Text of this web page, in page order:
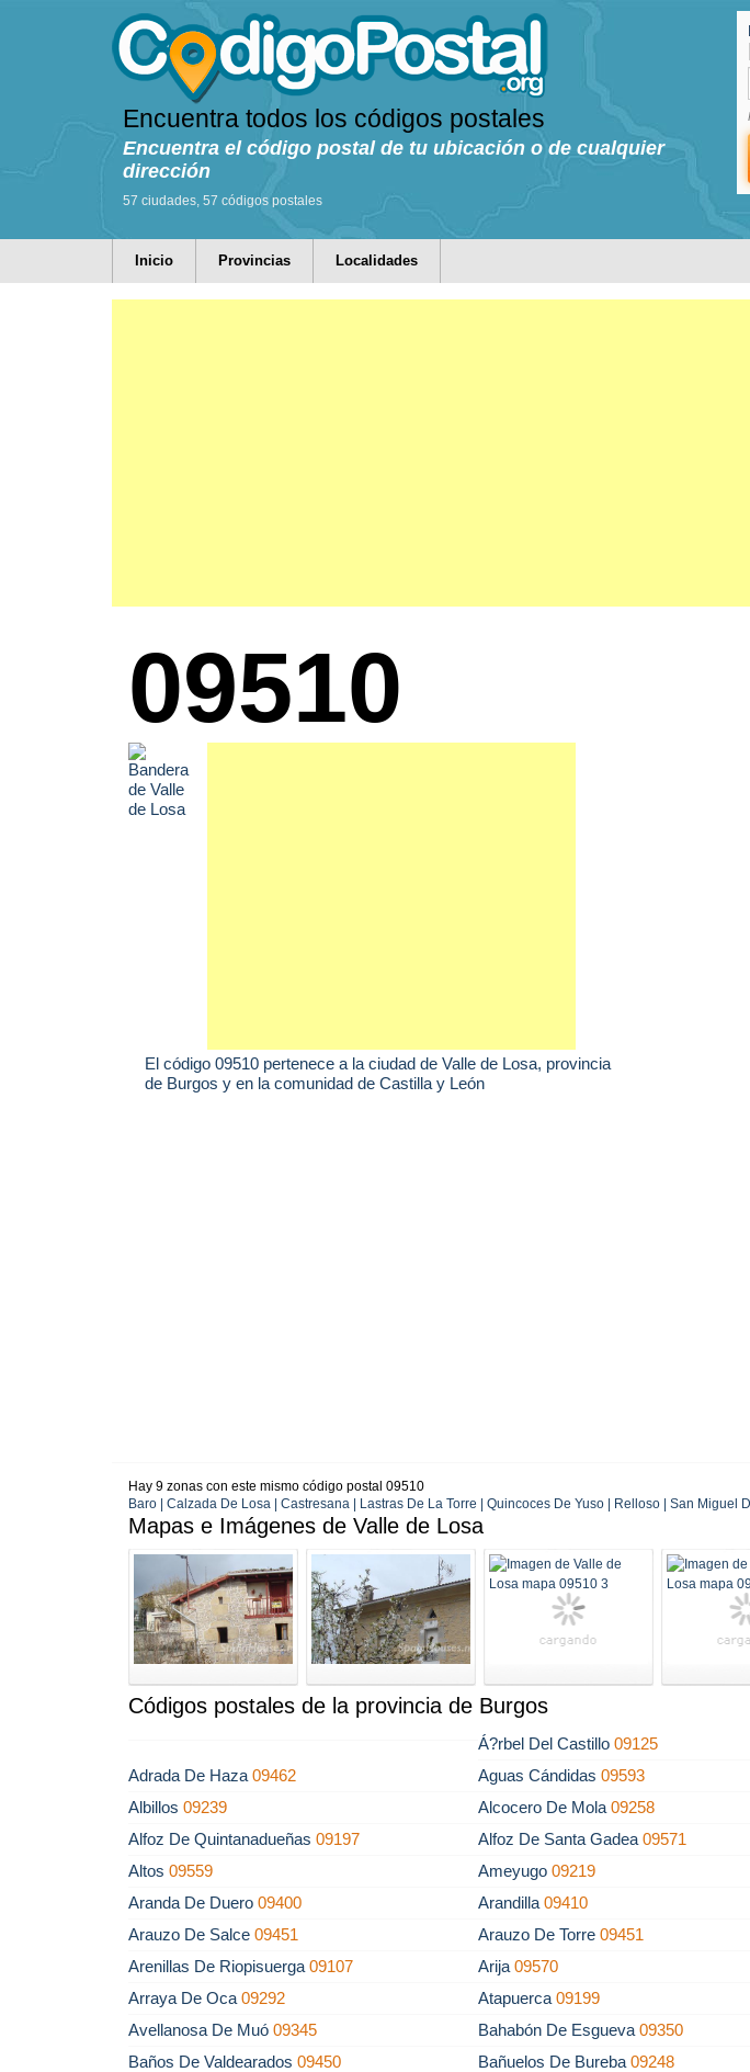
Encuentra todos los códigos postales
Encuentra el código postal de tu ubicación o de cualquier
dirección
57 ciudades, 57 códigos postales
Inicio Provincias Localidades
09510
El código 09510 pertenece a la ciudad de Valle de Losa, provincia
de Burgos y en la comunidad de Castilla y León
Hay 9 zonas con este mismo código postal 09510
Baro | Calzada De Losa | Castresana | Lastras De La Torre | Quincoces De Yuso | Relloso | San Miguel
Mapas e Imágenes de Valle de Losa
Códigos postales de la provincia de Burgos
Á?rbel Del Castillo09125
Adrada De Haza 09462 Aguas Cándidas09593
Albillos 09239 Alcocero De Mola09258
Alfoz De Quintanadueñas 09197 Alfoz De Santa Gadea09571
Altos 09559 Ameyugo09219
Aranda De Duero 09400 Arandilla09410
Arauzo De Salce 09451 Arauzo De Torre09451
Arenillas De Riopisuerga 09107 Arija09570
Arraya De Oca 09292 Atapuerca09199
Avellanosa De Muó 09345 Bahabón De Esgueva09350
Baños De Valdearados 09450 Bañuelos De Bureba09248